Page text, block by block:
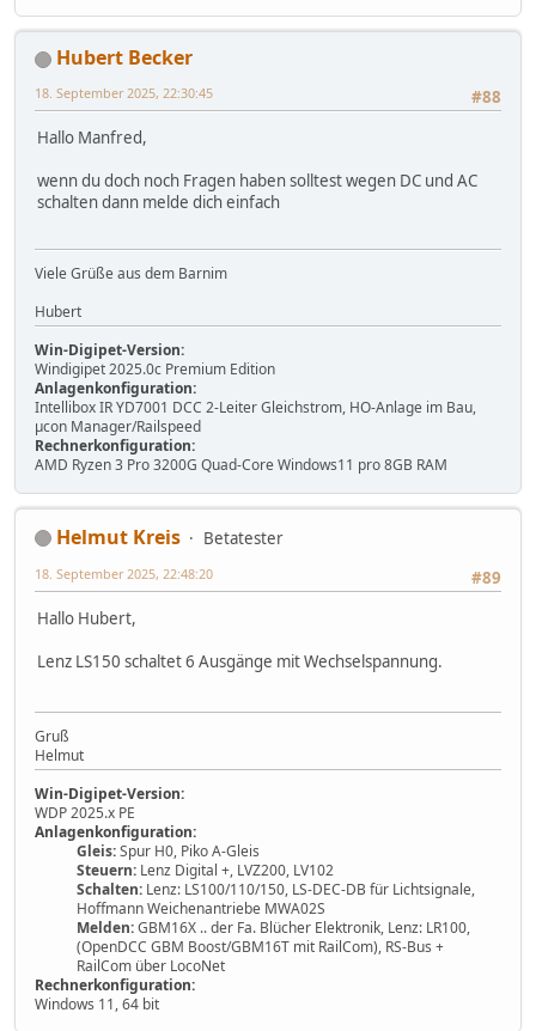
Hubert Becker
#88
18. September 2025, 22:30:45
Hallo Manfred,
wenn du doch noch Fragen haben solltest wegen DC und AC
schalten dann melde dich einfach
Viele Grüße aus dem Barnim
Hubert
Win-Digipet-Version:
Windigipet 2025.0c Premium Edition
Anlagenkonfiguration:
Intellibox IR YD7001 DCC 2-Leiter Gleichstrom, HO-Anlage im Bau,
µcon Manager/Railspeed
Rechnerkonfiguration:
AMD Ryzen 3 Pro 3200G Quad-Core Windows11 pro 8GB RAM
Helmut Kreis
Betatester
#89
18. September 2025, 22:48:20
Hallo Hubert,
Lenz LS150 schaltet 6 Ausgänge mit Wechselspannung.
Gruß
Helmut
Win-Digipet-Version:
WDP 2025.x PE
Anlagenkonfiguration:
Gleis:Spur H0, Piko A-Gleis
Steuern: Lenz Digital +, LVZ200, LV102
Schalten: Lenz: LS100/110/150, LS-DEC-DB für Lichtsignale,
Hoffmann Weichenantriebe MWA02S
Melden:GBM16X .. der Fa. Blücher Elektronik, Lenz: LR100,
(OpenDCC GBM Boost/GBM16T mit RailCom), RS-Bus +
RailCom über LocoNet
Rechnerkonfiguration:
Windows 11, 64 bit